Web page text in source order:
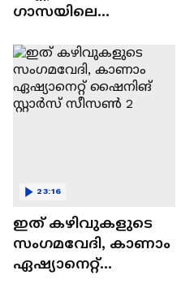
ഗാസയിലെ
കുഞ്ഞുങ്ങൾ
ഇത് കഴിവുകളുടെ
സംഗമവേദി, കാണാം
ഏഷ്യാനെറ്റ്
23:16